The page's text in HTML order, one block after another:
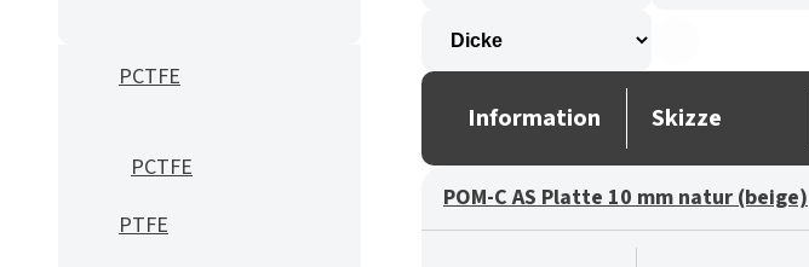
PCTFE
PCTFE
PTFE
Information Skizze
POM-C AS Platte 10 mm natur (beige)